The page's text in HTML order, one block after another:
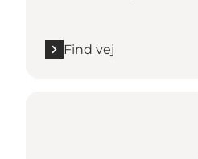
Find vej